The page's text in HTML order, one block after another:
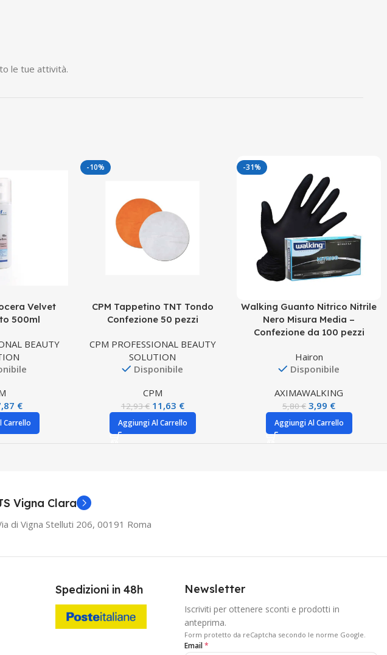
le tue attività.
Velvet
500ml
BEAUTY
€
Carrello
-10%
CPM Tappetino TNT Tondo
Confezione 50 pezzi
CPM PROFESSIONAL BEAUTY
SOLUTION
Disponibile
CPM
12,93€ 11,63 €
Aggiungi Al Carrello
-31%
Walking Guanto Nitrico Nitrile
Nero Misura Media –
Confezione da 100 pezzi
Hairon
Disponibile
AXIMAWALKING
5,80€ 3,99 €
Aggiungi Al Carrello
Vigna Clara
di Vigna Stelluti 206, 00191 Roma
Spedizioni in 48h Newsletter
Iscriviti per ottenere sconti e prodotti in
anteprima.
Form protetto da reCaptcha secondo le norme Google.
Email*